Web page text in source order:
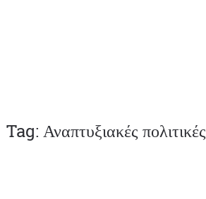
Tag: Αναπτυξιακές πολιτικές